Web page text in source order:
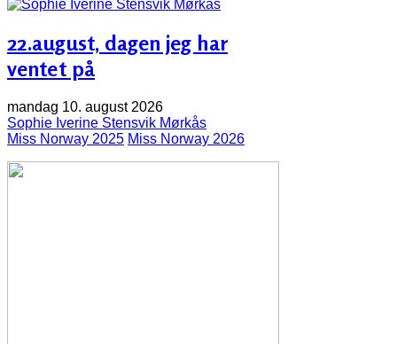
22.august, dagen jeg har
ventet på
mandag 10. august 2026
Sophie Iverine Stensvik Mørkås
Miss Norway 2025 Miss Norway 2026